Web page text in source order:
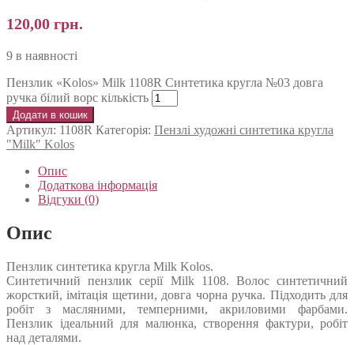
120,00 грн.
9 в наявності
Пензлик «Kolos» Milk 1108R Синтетика кругла №03 довга
ручка білий ворс кількість
Додати в кошик
Артикул: 1108R Категорія: Пензлі художні синтетика кругла
"Milk" Kolos
Опис
Додаткова інформація
Відгуки (0)
Опис
Пензлик синтетика кругла Milk Kolos.
Синтетичний пензлик серії Milk 1108. Волос синтетичний
жорсткий, імітація щетини, довга чорна ручка. Підходить для
робіт з масляними, темперними, акриловими фарбами.
Пензлик ідеальний для малюнка, створення фактури, робіт
над деталями.